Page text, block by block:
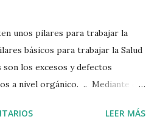
unos pilares para trabajar la
básicos para trabajar la Salud
los excesos y defectos
a nivel orgánico. .. Mediante el
experimentales en sinergia
LEER MÁS